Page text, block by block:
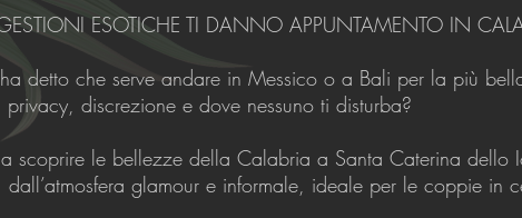
ESOTICHE TI DANNO APPUNTAMENTO IN
detto che serve andare in Messico o a Bali per la più
privacy, discrezione e dove nessuno ti disturba?
scoprire le bellezze della Calabria a Santa Caterina dello
dall’atmosfera glamour e informale, ideale per le coppie in